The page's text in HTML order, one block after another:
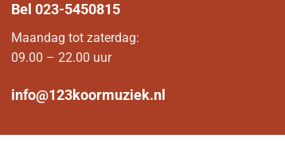
Bel 023-5450815
Maandag tot zaterdag:
09.00 – 22.00 uur
info@123koormuziek.nl